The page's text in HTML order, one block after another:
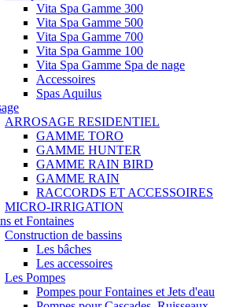
Vita Spa Gamme 300
Vita Spa Gamme 500
Vita Spa Gamme 700
Vita Spa Gamme 100
Vita Spa Gamme Spa de nage
Accessoires
Spas Aquilus
ARROSAGE RESIDENTIEL
GAMME TORO
GAMME HUNTER
GAMME RAIN BIRD
GAMME RAIN
RACCORDS ET ACCESSOIRES
MICRO-IRRIGATION
et Fontaines
Construction de bassins
Les bâches
Les accessoires
Les Pompes
Pompes pour Fontaines et Jets d'eau